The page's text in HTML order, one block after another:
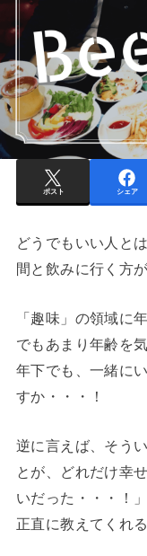
ポスト シェア
どうでもいい人と
間と飲みに行く方
「趣味」の領域に
でもあまり年齢を
年下でも、一緒に
すか・・・！
逆に言えば、そう
とが、どれだけ幸
いだった・・・！
正直に教えてくれ